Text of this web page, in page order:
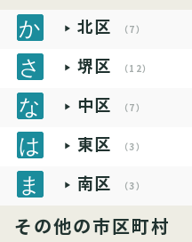
北区 （7）
堺区 （12）
中区 （7）
東区 （3）
南区 （3）
その他の市区町村